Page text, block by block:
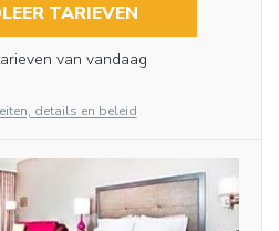
TARIEVEN
van vandaag
details en beleid